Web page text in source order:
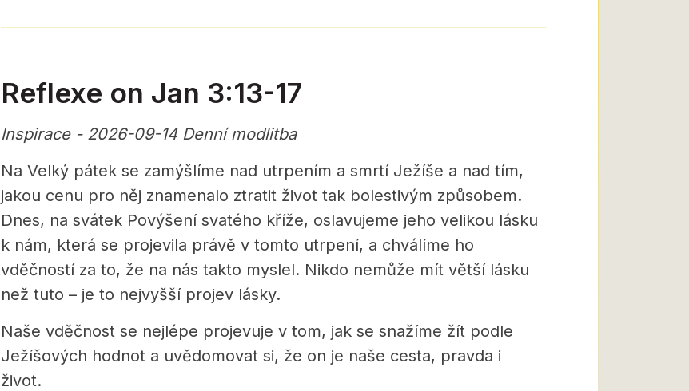
Reflexe on Jan 3:13-17
Inspirace - 2026-09-14 Denní modlitba
Na Velký pátek se zamýšlíme nad utrpením a smrtí Ježíše a nad tím,
jakou cenu pro něj znamenalo ztratit život tak bolestivým způsobem.
Dnes, na svátek Povýšení svatého kříže, oslavujeme jeho velikou lásku
k nám, která se projevila právě v tomto utrpení, a chválíme ho
vděčností za to, že na nás takto myslel. Nikdo nemůže mít větší lásku
než tuto – je to nejvyšší projev lásky.
Naše vděčnost se nejlépe projevuje v tom, jak se snažíme žít podle
Ježíšových hodnot a uvědomovat si, že on je naše cesta, pravda i
život.